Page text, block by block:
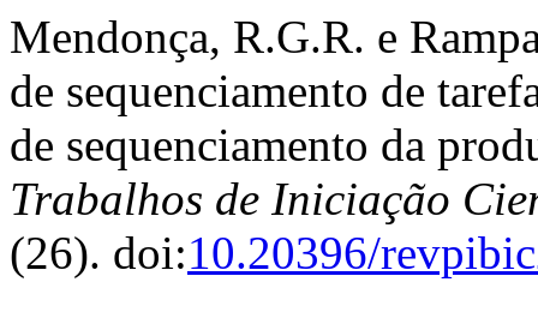
Mendonça, R.G.R. e
de sequenciamento de
de sequenciamento da
Trabalhos de Iniciação
(26). doi:10.20396/